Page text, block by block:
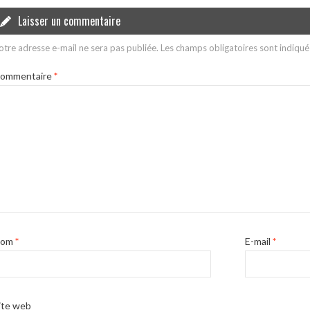
Laisser un commentaire
adresse e-mail ne sera pas publiée. Les champs obligatoires sont
*
* E-mail*
web